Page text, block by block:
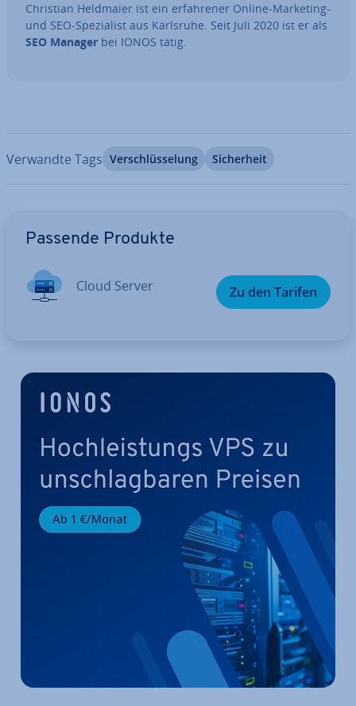
Christian Heldmaier ist ein er­fah­re­ner Online-Marketing-
und SEO-Spe­zia­list aus Karlsruhe. Seit Juli 2020 ist er als
SEO Manager bei IONOS tätig.
Verwandte Tags Ver­schlüs­se­lung Si­cher­heit
Passende Produkte
Cloud Server Zu den Tarifen